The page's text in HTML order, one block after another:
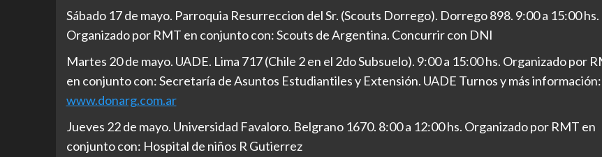
Sábado 17 de mayo. Parroquia Resurreccion del Sr. (Scouts Dorrego). Dorrego 898. 9:00 a 15:00 hs.
Organizado por RMT en conjunto con: Scouts de Argentina. Concurrir con DNI
Martes 20 de mayo. UADE. Lima 717 (Chile 2 en el 2do Subsuelo). 9:00 a 15:00 hs. Organizado por
en conjunto con: Secretaría de Asuntos Estudiantiles y Extensión. UADE Turnos y más información:
www.donarg.com.ar
Jueves 22 de mayo. Universidad Favaloro. Belgrano 1670. 8:00 a 12:00 hs. Organizado por RMT en
conjunto con: Hospital de niños R Gutierrez